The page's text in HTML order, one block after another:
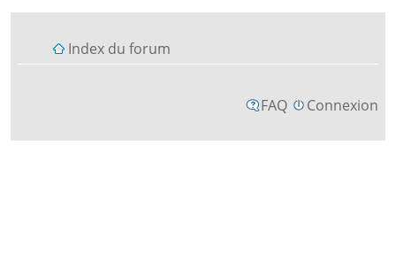
Index du forum
FAQ Connexion